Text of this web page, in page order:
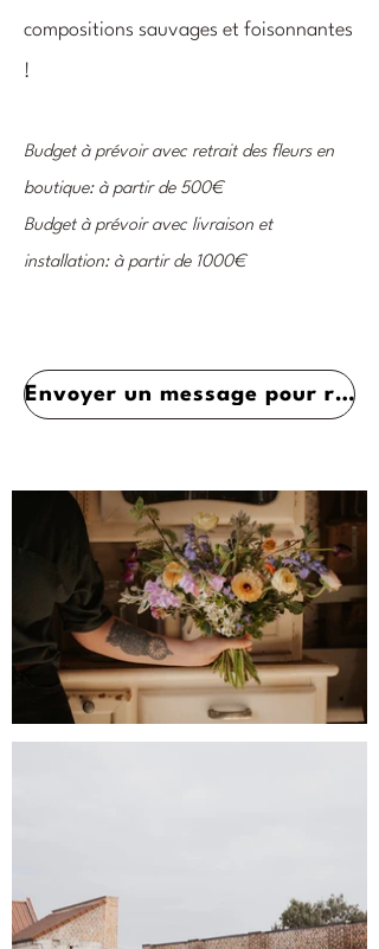
compositions sauvages et foisonnantes
!
Budget à prévoir avec retrait des fleurs en
boutique: à partir de 500€
Budget à prévoir avec livraison et
installation: à partir de 1000€
Envoyer un message pour réserver un créneau d'appel